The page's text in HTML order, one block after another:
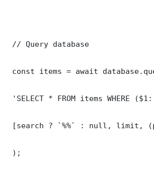
// Query database
const items = await
'SELECT * FROM items WHERE
[search ? `%%` : null, limit,
);